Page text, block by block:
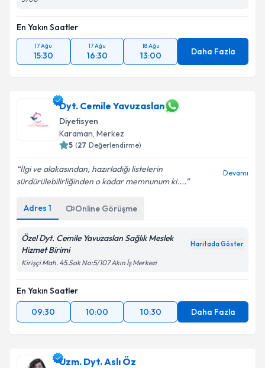
En Yakın Saatler
17 Ağu
15:30
17 Ağu
16:30
18 Ağu
13:00 Daha Fazla
Dyt. Cemile Yavuzaslan
Diyetisyen
Karaman, Merkez
5 (27 Değerlendirme)
İlgi ve alakasından, hazırladığı listelerin
sürdürülebilirliğinden o kadar memnunum ki....
Devamı
Adres 1 Online Görüşme
Özel Dyt. Cemile Yavuzaslan Sağlık Meslek
Hizmet Birimi
Haritada Göster
Kirişçi Mah. 45.Sok No:5/107 Akın İş Merkezi
En Yakın Saatler
09:30
10:00 10:30 Daha Fazla
Uzm. Dyt. Aslı Öz